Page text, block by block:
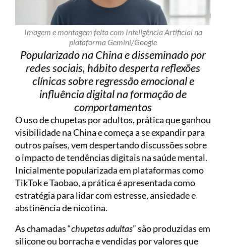
Imagem e montagem feita com Inteligência Artificial na
plataforma Gemini/Google
Popularizado na China e disseminado por
redes sociais, hábito desperta reflexões
clínicas sobre regressão emocional e
influência digital na formação de
comportamentos
O uso de chupetas por adultos, prática que ganhou
visibilidade na China e começa a se expandir para
outros países, vem despertando discussões sobre
o impacto de tendências digitais na saúde mental.
Inicialmente popularizada em plataformas como
TikTok e Taobao, a prática é apresentada como
estratégia para lidar com estresse, ansiedade e
abstinência de nicotina.
As chamadas “chupetas adultas” são produzidas em
silicone ou borracha e vendidas por valores que